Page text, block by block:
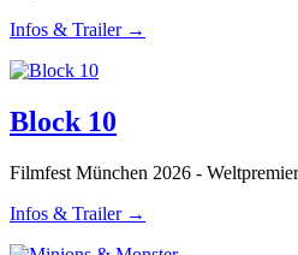
Infos & Trailer →
Block 10
Filmfest München 2026 -
Infos & Trailer →